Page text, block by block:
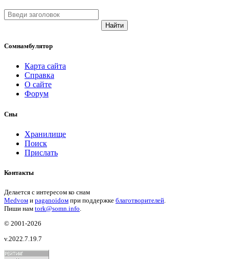
Найти
Сомнамбулятор
Карта сайта
Справка
О сайте
Форум
Сны
Хранилище
Поиск
Прислать
Контакты
Делается с интересом ко снам
Medvом и paganoidом при поддержке благотворителей.
Пиши нам tork@somn.info.
© 2001-2026
v.2022.7.19.7